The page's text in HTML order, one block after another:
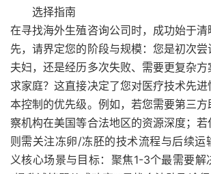
选择指南
在寻找海外生殖咨询公司时，成功始于
先，请界定您的阶段与规模：您是初次
夫妇，还是经历多次失败、需要更复杂
求家庭？这直接决定了您对医疗技术先
本控制的优先级。例如，若您需要第三
察机构在美国等合法地区的资源深度；若
则需关注冻卵/冻胚的技术流程与后续运
义核心场景与目标：聚焦1-3个最需要解